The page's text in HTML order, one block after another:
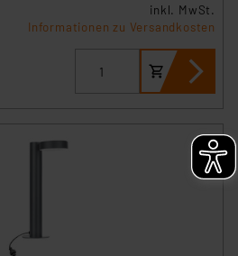
inkl. MwSt.
Informationen zu Versandkosten